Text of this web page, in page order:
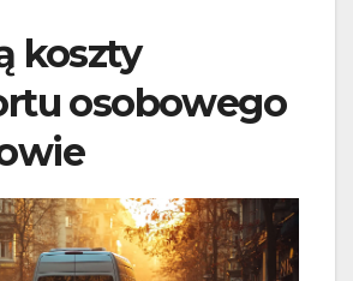
koszty
osobowego